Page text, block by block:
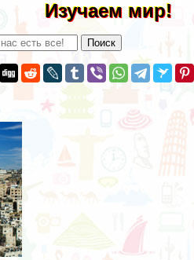
Изучаем мир!